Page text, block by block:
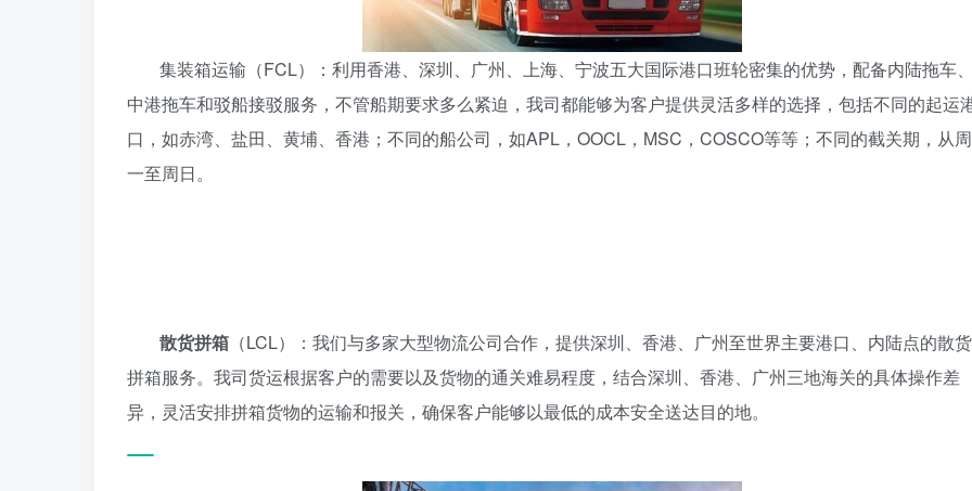
集装箱运输（FCL）：利用香港、深圳、广州、上海、宁波五大国际港口班轮密集的优势，配备内陆拖车
中港拖车和驳船接驳服务，不管船期要求多么紧迫，我司都能够为客户提供灵活多样的选择，包括不同的起运
口，如赤湾、盐田、黄埔、香港；不同的船公司，如APL，OOCL，MSC，COSCO等等；不同的截关期，从周
一至周日。
散货拼箱 （LCL）：我们与多家大型物流公司合作，提供深圳、香港、广州至世界主要港口、内陆点的散货
拼箱服务。我司货运根据客户的需要以及货物的通关难易程度，结合深圳、香港、广州三地海关的具体操作差
异，灵活安排拼箱货物的运输和报关，确保客户能够以最低的成本安全送达目的地。